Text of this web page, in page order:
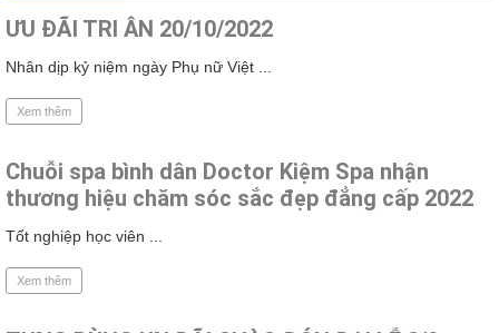
ƯU ĐÃI TRI ÂN 20/10/2022
Nhân dịp kỷ niệm ngày Phụ nữ Việt ...
Xem thêm
Chuỗi spa bình dân Doctor Kiệm Spa nhận
thương hiệu chăm sóc sắc đẹp đẳng cấp 2022
Tốt nghiệp học viên ...
Xem thêm